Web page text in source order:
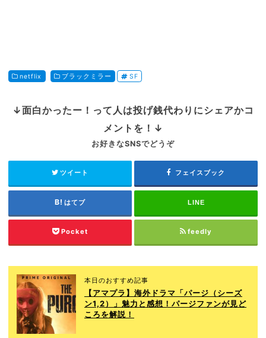
netflix ブラックミラー SF
↓面白かったー！って人は投げ銭代わりにシェアかコ
メントを！↓
お好きなSNSでどうぞ
ツイート フェイスブック
はてブ LINE
Pocket feedly
本日のおすすめ記事
【アマプラ】海外ドラマ「パージ（シーズ
ン1,2）」魅力と感想！パージファンが見ど
ころを解説！